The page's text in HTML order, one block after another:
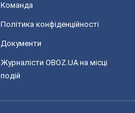
Команда
Політика конфіденційності
Документи
Журналісти OBOZ.UA на місці
подій